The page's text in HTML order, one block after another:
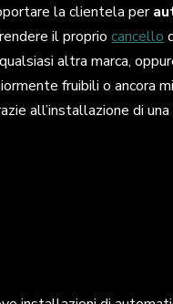
la clientela per
il propriocancello
altra marca,
fruibili o ancora
all’installazione di una